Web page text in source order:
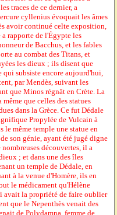
traces de ce dernier, a
cyllenius évoquait les âmes
avoir continué celte exposition,
rapporte de l'Égypte les
de Bacchus, et les fables
au combat des Titans, et
les dieux ; ils disent que
qui subsiste encore aujourd'hui,
par Mendès, suivant les
que Minos régnât en Crète. La
que celles des statues
dans la Grèce. Ce fut Dédale
Propylée de Vulcain à
le même temple une statue en
son génie, ayant été jugé digne
découvertes, il a
; et dans une des îles
un temple de Dédale, en
à la venue d'Homère, ils en
le médicament qu'Hélène
avait la propriété de faire oublier
que le Nepenthès venait des
de Polydamna, femme de